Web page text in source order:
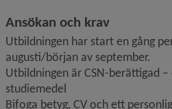
Ansökan och krav
Utbildningen har start en gång
augusti/början av september.
Utbildningen är CSN-berättigad
studiemedel
Bifoga betyg, CV och ett